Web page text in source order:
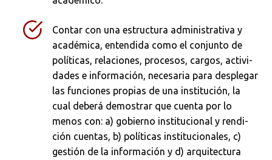
Contar con una estructura administrativa y
académica, entendida como el conjunto de
políticas, relaciones, procesos, cargos, activi­
dades e información, necesaria para desple­gar
las funciones propias de una institución, la
cual deberá demostrar que cuenta por lo
menos con: a) gobierno institucional y rendi­
ción cuentas, b) políticas institucionales, c)
gestión de la información y d) arquitectura